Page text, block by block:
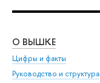
О ВЫШКЕ
Цифры и факты
Руководство и структура